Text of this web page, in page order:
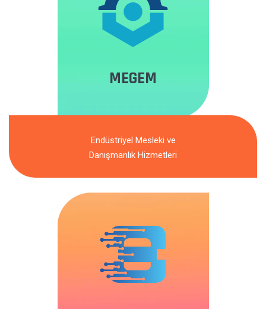
MEGEM
Endüstriyel Mesleki ve
Danışmanlık Hizmetleri